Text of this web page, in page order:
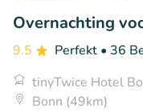
Overnachting
9.5 Perfekt • 36
tinyTwice Hotel
Bonn (49km)